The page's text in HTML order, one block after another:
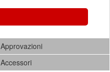
Approvazioni
Accessori